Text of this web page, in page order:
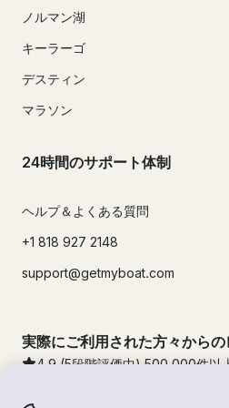
ノルマン湖
キーラーゴ
デスティン
マラソン
24時間のサポート体制
ヘルプ＆よくある質問
+1 818 927 2148
support@getmyboat.com
実際にご利用された方々から
4.9 (5段階評価中) 500,000件以